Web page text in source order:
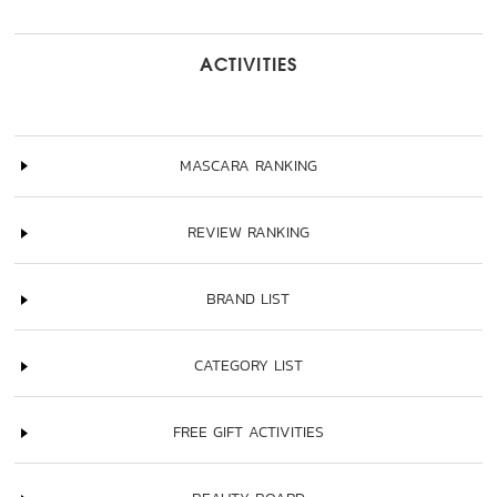
ACTIVITIES
MASCARA RANKING
REVIEW RANKING
BRAND LIST
CATEGORY LIST
FREE GIFT ACTIVITIES